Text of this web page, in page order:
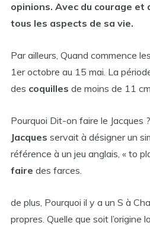
opinions. Avec du courage
tous les aspects de sa vie.
Par ailleurs, Quand commence
1er octobre au 15 mai. La
des coquilles de moins de 11
Pourquoi Dit-on faire le Jacques
Jacques servait à désigner un
référence à un jeu anglais, « to
faire des farces.
de plus, Pourquoi il y a un S à
propres. Quelle que soit l’origine